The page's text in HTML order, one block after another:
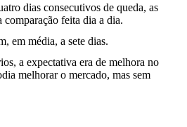
dias consecutivos de queda, as
comparação feita dia a dia.
em média, a sete dias.
a expectativa era de melhora no
melhorar o mercado, mas sem